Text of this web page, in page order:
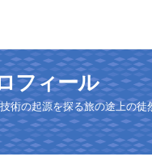
フィール
術の起源を探る旅の途上の徒